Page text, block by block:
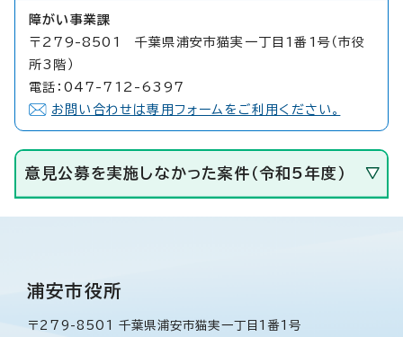
障がい事業課
〒279-8501 千葉県浦安市猫実一丁目1番1号（市役
所3階）
電話：047-712-6397
お問い合わせは専用フォームをご利用ください。
意見公募を実施しなかった案件（令和5年度）
浦安市役所
〒279-8501 千葉県浦安市猫実一丁目1番1号